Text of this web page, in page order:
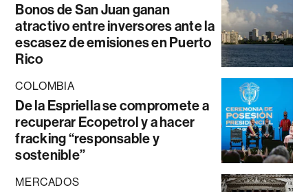
Bonos de San Juan ganan
atractivo entre inversores ante la
escasez de emisiones en Puerto
Rico
COLOMBIA
De la Espriella se compromete a
recuperar Ecopetrol y a hacer
fracking “responsable y
sostenible”
MERCADOS